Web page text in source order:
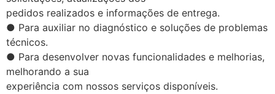
pedidos realizados e informações de entrega.
● Para auxiliar no diagnóstico e soluções de problemas
técnicos.
● Para desenvolver novas funcionalidades e melhorias,
melhorando a sua
experiência com nossos serviços disponíveis.